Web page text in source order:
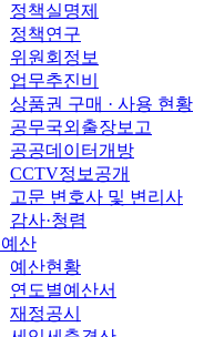
정책실명제
정책연구
위원회정보
업무추진비
상품권 구매 · 사용 현황
공무국외출장보고
공공데이터개방
CCTV정보공개
고문 변호사 및 변리사
감사·청렴
산
예산현황
연도별예산서
재정공시